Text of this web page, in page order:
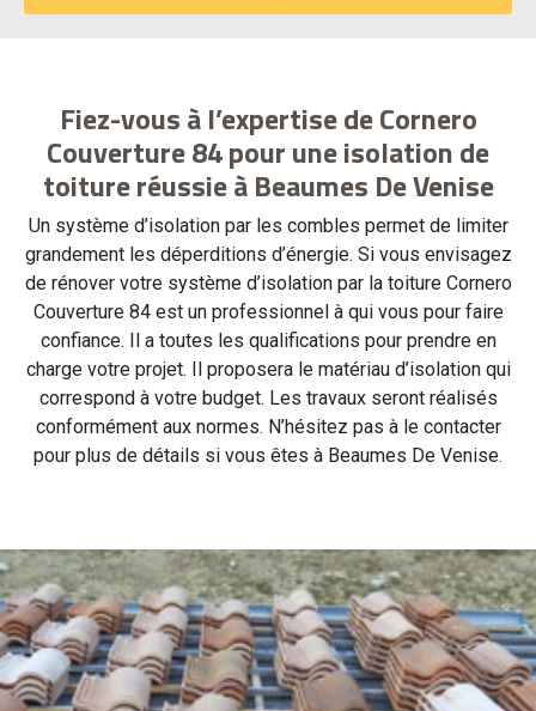
Fiez-vous à l’expertise de Cornero
Couverture 84 pour une isolation de
toiture réussie à Beaumes De Venise
Un système d’isolation par les combles permet de limiter
grandement les déperditions d’énergie. Si vous envisagez
de rénover votre système d’isolation par la toiture Cornero
Couverture 84 est un professionnel à qui vous pour faire
confiance. Il a toutes les qualifications pour prendre en
charge votre projet. Il proposera le matériau d’isolation qui
correspond à votre budget. Les travaux seront réalisés
conformément aux normes. N’hésitez pas à le contacter
pour plus de détails si vous êtes à Beaumes De Venise.